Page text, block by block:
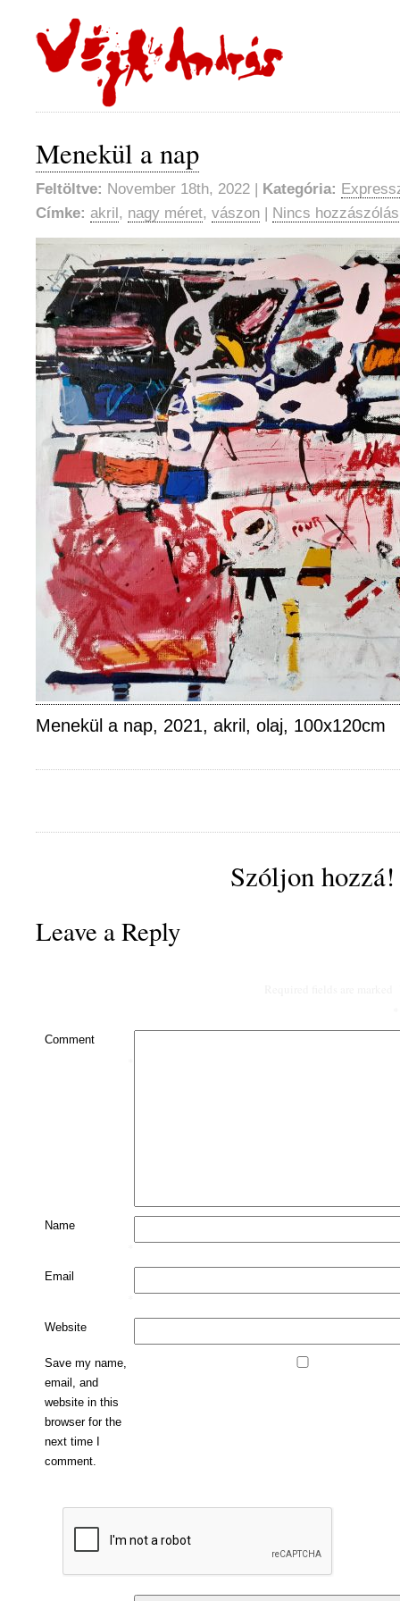
Menekül a nap
Feltöltve: November 18th, 2022 | Kategória:
Címke: akril, nagy méret, vászon | Nincs
Menekül a nap, 2021, akril, olaj, 100x120cm
Szóljon hozzá!
Leave a Reply
Comment
Name
Email
Website
Save my name,
email, and
website in this
browser for the
next time I
comment.